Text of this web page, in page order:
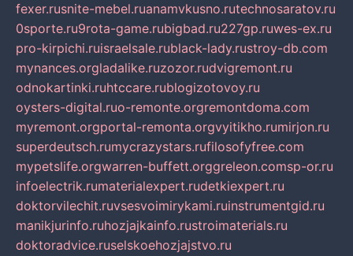
fexer.rusnite-mebel.ruanamvkusno.rutechnosaratov.ru
0sporte.ru9rota-game.rubigbad.ru227gp.ruwes-ex.ru
pro-kirpichi.ruisraelsale.rublack-lady.rustroy-db.com
mynances.orgladalike.ruzozor.rudvigremont.ru
odnokartinki.ruhtccare.rublogizotovoy.ru
oysters-digital.ruo-remonte.orgremontdoma.com
myremont.orgportal-remonta.orgvyitikho.rumirjon.ru
superdeutsch.rumycrazystars.rufilosofyfree.com
mypetslife.orgwarren-buffett.orggreleon.comsp-or.ru
infoelectrik.rumaterialexpert.rudetkiexpert.ru
doktorvilechit.ruvsesvoimirykami.ruinstrumentgid.ru
manikjurinfo.ruhozjajkainfo.rustroimaterials.ru
doktoradvice.ruselskoehozjajstvo.ru